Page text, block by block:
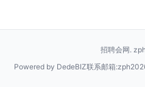
招聘会网.
Powered by DedeBIZ联系邮箱